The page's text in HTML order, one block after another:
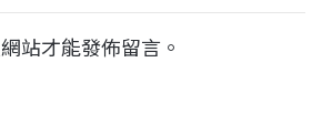
網站才能發佈留言。